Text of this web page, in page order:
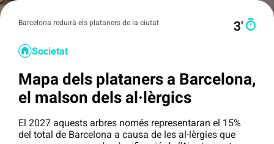
Barcelona reduirà els plataners de la ciutat 3′
Societat
Mapa dels plataners a Barcelona,
el malson dels al·lèrgics
El 2027 aquests arbres només representaran el 15%
del total de Barcelona a causa de les al·lèrgies que